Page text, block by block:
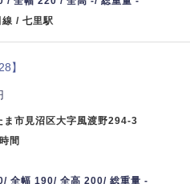
線 / 七里駅
】
ま市見沼区大字風渡野294-3
間
全幅 190/ 全高 200/ 総重量 -